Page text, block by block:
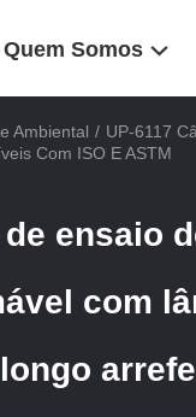
Quem Somos
Ambiental / UP-6117
Com ISO E ASTM
de ensaio
com